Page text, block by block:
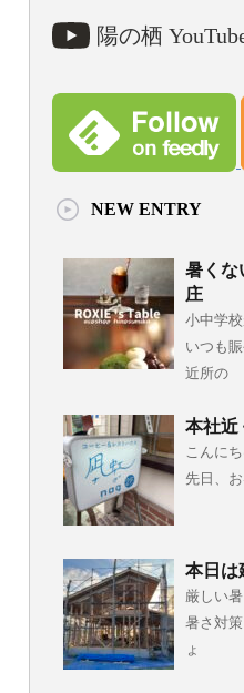
陽の栖
NEW ENTRY
暑くな
庄
小中学
いつも
近所の
本社近
こんに
先日、
本日は
厳しい
暑さ対
ょ